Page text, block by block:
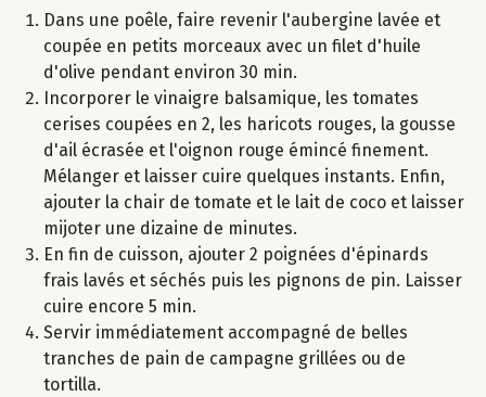
Dans une poêle, faire revenir l'aubergine lavée et
coupée en petits morceaux avec un filet d'huile
d'olive pendant environ 30 min.
Incorporer le vinaigre balsamique, les tomates
cerises coupées en 2, les haricots rouges, la gousse
d'ail écrasée et l'oignon rouge émincé finement.
Mélanger et laisser cuire quelques instants. Enfin,
ajouter la chair de tomate et le lait de coco et laisser
mijoter une dizaine de minutes.
En fin de cuisson, ajouter 2 poignées d'épinards
frais lavés et séchés puis les pignons de pin. Laisser
cuire encore 5 min.
Servir immédiatement accompagné de belles
tranches de pain de campagne grillées ou de
tortilla.